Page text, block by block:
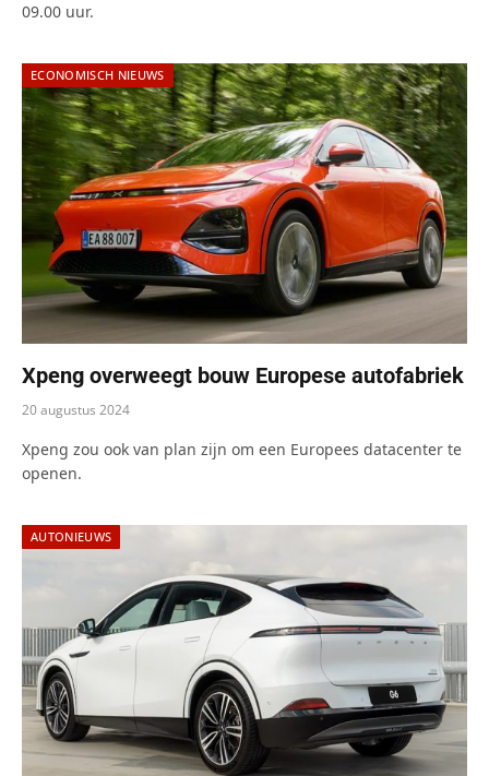
09.00 uur.
ECONOMISCH NIEUWS
Xpeng overweegt bouw Europese autofabriek
20 augustus 2024
Xpeng zou ook van plan zijn om een Europees datacenter te
openen.
AUTONIEUWS